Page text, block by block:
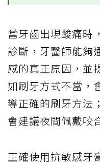
當牙齒出現酸痛時
診斷，牙醫師能夠
感的真正原因，並
如刷牙方式不當，
導正確的刷牙方法
會建議夜間佩戴咬
正確使用抗敏感牙